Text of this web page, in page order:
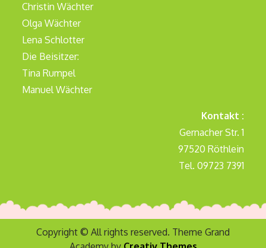
Christin Wächter
Olga Wächter
Lena Schlotter
Die Beisitzer:
Tina Rumpel
Manuel Wächter
Kontakt :
Gernacher Str. 1
97520 Röthlein
Tel. 09723 7391
Copyright © All rights reserved. Theme Grand